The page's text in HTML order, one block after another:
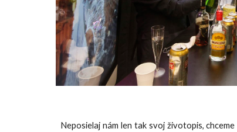
Neposielaj nám len tak svoj životopis, chceme